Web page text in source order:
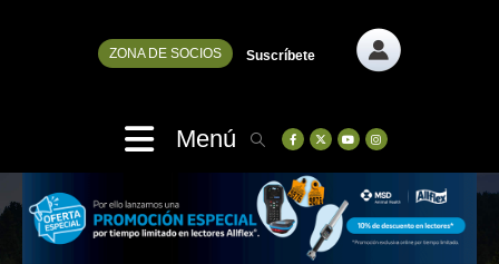
ZONA DE SOCIOS Suscríbete
Menú